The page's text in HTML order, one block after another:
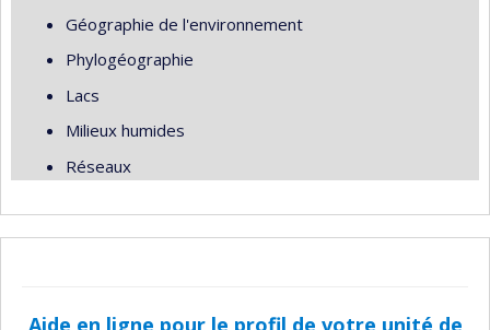
Géographie de l'environnement
Phylogéographie
Lacs
Milieux humides
Réseaux
Aide en ligne pour le profil de votre unité de